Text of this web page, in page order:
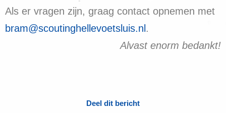
Als er vragen zijn, graag contact opnemen met
bram@scoutinghellevoetsluis.nl.
Alvast enorm bedankt!
Deel dit bericht